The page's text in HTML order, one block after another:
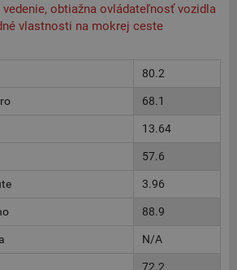
obtiažna ovládateľnosť vozidla
vlastnosti na mokrej ceste
80.2
68.1
13.64
57.6
3.96
88.9
N/A
72.2